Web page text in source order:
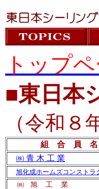
トップ
■東日本
（令和８
組 合 員 名
㈱ 青 木 工 業
旭化成ホームズコンストラ
㈱
旭 工 業